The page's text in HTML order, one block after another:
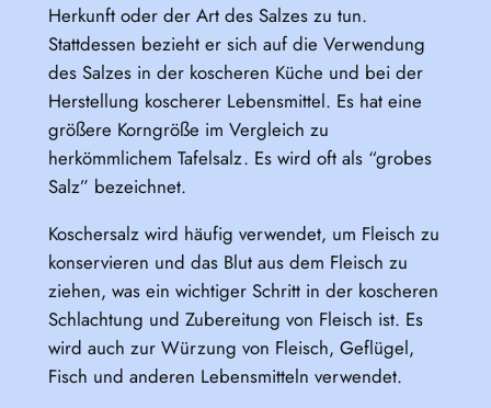
Herkunft oder der Art des Salzes zu tun.
Stattdessen bezieht er sich auf die Verwendung
des Salzes in der koscheren Küche und bei der
Herstellung koscherer Lebensmittel. Es hat eine
größere Korngröße im Vergleich zu
herkömmlichem Tafelsalz. Es wird oft als “grobes
Salz” bezeichnet.
Koschersalz wird häufig verwendet, um Fleisch zu
konservieren und das Blut aus dem Fleisch zu
ziehen, was ein wichtiger Schritt in der koscheren
Schlachtung und Zubereitung von Fleisch ist. Es
wird auch zur Würzung von Fleisch, Geflügel,
Fisch und anderen Lebensmitteln verwendet.